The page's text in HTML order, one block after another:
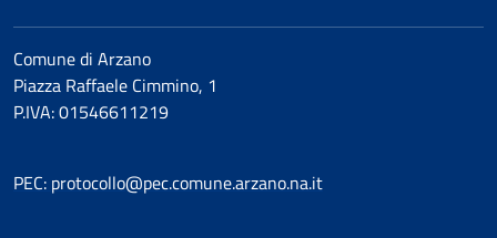
Comune di Arzano
Piazza Raffaele Cimmino, 1
P.IVA: 01546611219
PEC: protocollo@pec.comune.arzano.na.it